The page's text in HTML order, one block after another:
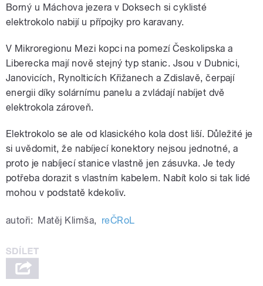
Borný u Máchova jezera v Doksech si cyklisté
elektrokolo nabijí u přípojky pro karavany.
V Mikroregionu Mezi kopci na pomezí Českolipska a
Liberecka mají nově stejný typ stanic. Jsou v Dubnici,
Janovicích, Rynolticích Křižanech a Zdislavě, čerpají
energii díky solárnímu panelu a zvládají nabíjet dvě
elektrokola zároveň.
Elektrokolo se ale od klasického kola dost liší. Důležité je
si uvědomit, že nabíjecí konektory nejsou jednotné, a
proto je nabíjecí stanice vlastně jen zásuvka. Je tedy
potřeba dorazit s vlastním kabelem. Nabít kolo si tak lidé
mohou v podstatě kdekoliv.
autoři: Matěj Klimša, reČRoL